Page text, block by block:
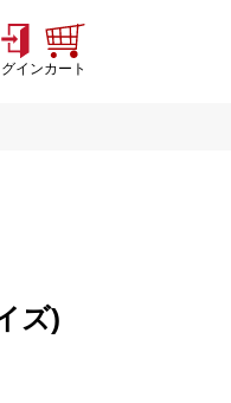
グインカート
ズ)